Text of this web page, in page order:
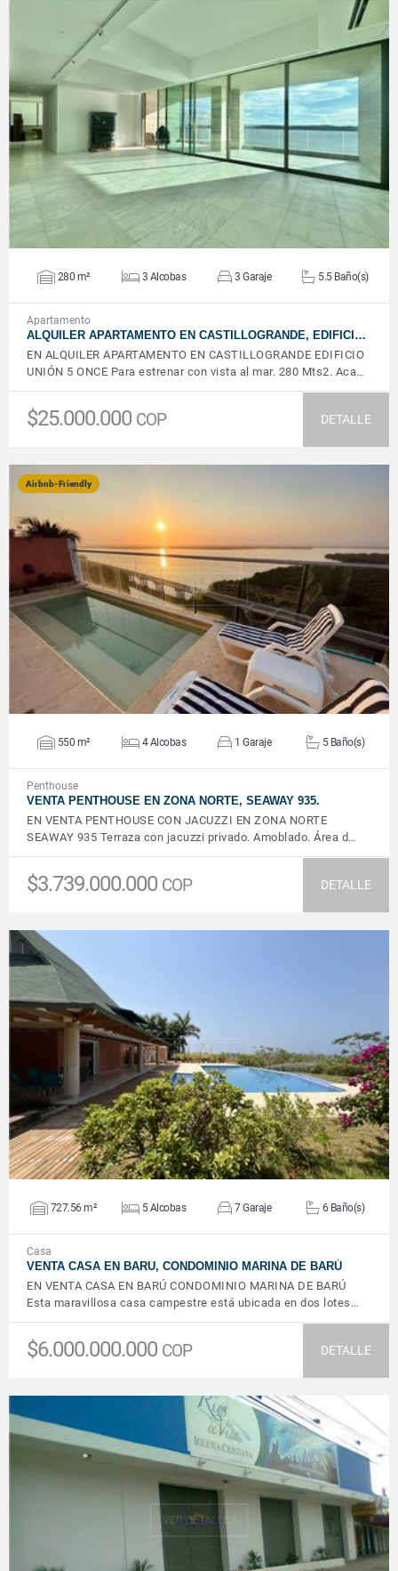
VER DETALLES
280 m² 3 Alcobas 3 Garaje 5.5 Baño(s)
Apartamento
ALQUILER APARTAMENTO EN CASTILLOGRANDE, EDIFICI…
EN ALQUILER APARTAMENTO EN CASTILLOGRANDE EDIFICIO
UNIÓN 5 ONCE Para estrenar con vista al mar. 280 Mts2. Aca…
$25.000.000 COP DETALLE
Airbnb-Friendly
VER DETALLES
550 m² 4 Alcobas 1 Garaje 5 Baño(s)
Penthouse
VENTA PENTHOUSE EN ZONA NORTE, SEAWAY 935.
EN VENTA PENTHOUSE CON JACUZZI EN ZONA NORTE
SEAWAY 935 Terraza con jacuzzi privado. Amoblado. Área d…
$3.739.000.000 COP DETALLE
VER DETALLES
727.56 m² 5 Alcobas 7 Garaje 6 Baño(s)
Casa
VENTA CASA EN BARU, CONDOMINIO MARINA DE BARÚ
EN VENTA CASA EN BARÚ CONDOMINIO MARINA DE BARÚ
Esta maravillosa casa campestre está ubicada en dos lotes…
$6.000.000.000 COP DETALLE
VER DETALLES